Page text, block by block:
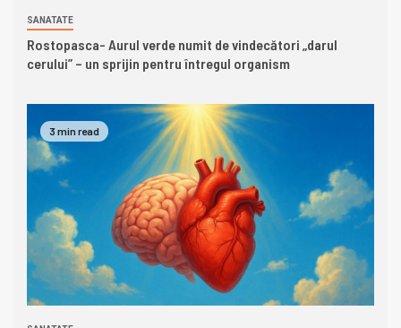
SANATATE
Rostopasca- Aurul verde numit de vindecători „darul
cerului” – un sprijin pentru întregul organism
3 min read